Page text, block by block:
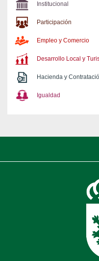
Institucional
Participación
Empleo y Comercio
Desarrollo Local y
Hacienda y
Igualdad